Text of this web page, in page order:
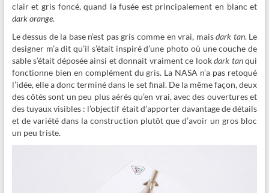
clair et gris foncé, quand la fusée est principalement en blanc et
dark orange.
Le dessus de la base n’est pas gris comme en vrai, maisdark tan. Le
designer m’a dit qu’il s’était inspiré d’une photo où une couche de
sable s’était déposée ainsi et donnait vraiment ce lookdark tanqui
fonctionne bien en complément du gris. La NASA n’a pas retoqué
l’idée, elle a donc terminé dans le set final. De la même façon, deux
des côtés sont un peu plus aérés qu’en vrai, avec des ouvertures et
des tuyaux visibles : l’objectif était d’apporter davantage de détails
et de variété dans la construction plutôt que d’avoir un gros bloc
un peu triste.